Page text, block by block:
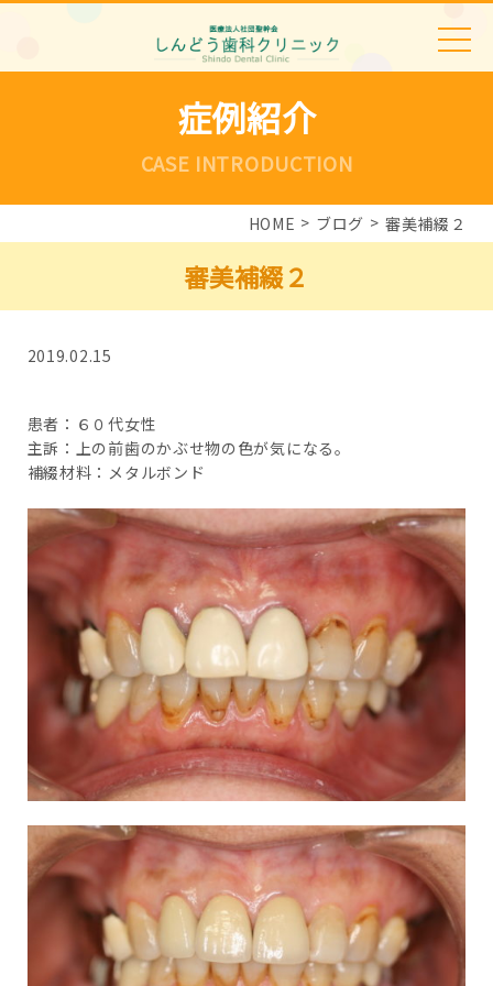
症例紹介
CASE INTRODUCTION
HOME ブログ 審美補綴２
審美補綴２
2019.02.15
患者：６０代女性
主訴：上の前歯のかぶせ物の色が気になる。
補綴材料：メタルボンド